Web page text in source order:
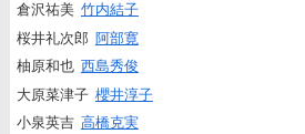
倉沢祐美 竹内結子
桜井礼次郎 阿部寛
柚原和也 西島秀俊
大原菜津子 櫻井淳子
小泉英吉 高橋克実